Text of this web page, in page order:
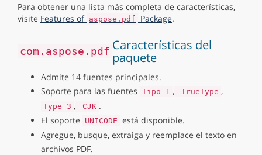
Para obtener una lista más completa de características,
visite Features of aspose.pdf Package.
com.aspose.pdf Características del
paquete
Admite 14 fuentes principales.
Soporte para las fuentes Tipo 1 , TrueType ,
Type 3 , CJK .
El soporte
UNICODE está disponible.
Agregue, busque, extraiga y reemplace el texto en
archivos PDF.